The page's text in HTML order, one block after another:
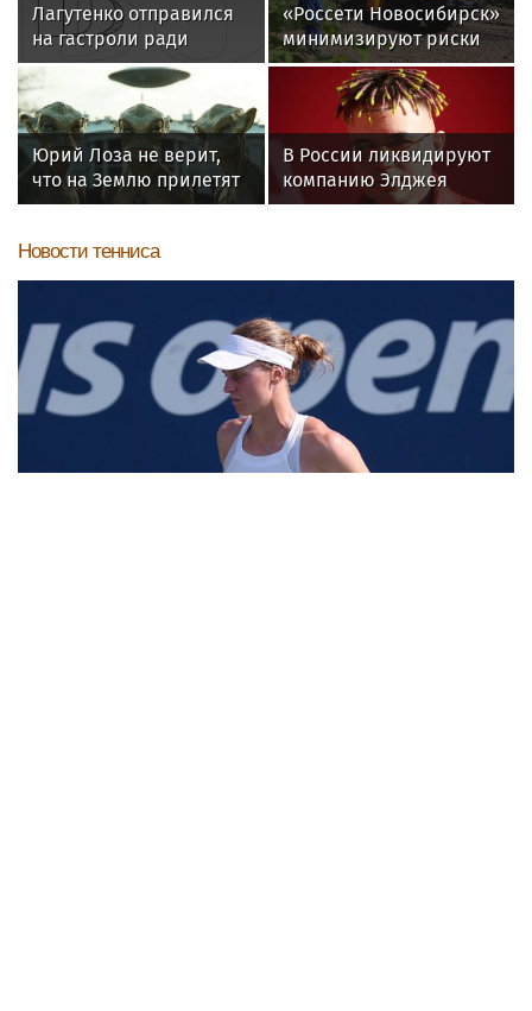
Лагутенко отправился
на гастроли ради
ремонта сгоревшего
особняка в США
«Россети Новосибирск»
минимизируют риски
повреждений ЛЭП за
счет масштабной
расчистки просек
Юрий Лоза не верит,
что на Землю прилетят
инопланетяне
В России ликвидируют
компанию Элджея
Новости тенниса